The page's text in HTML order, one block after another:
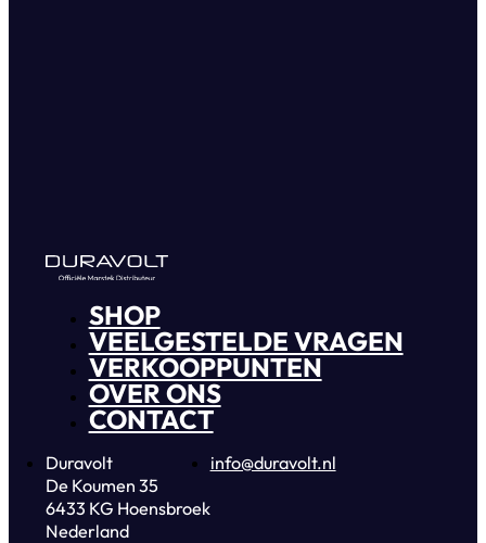
SHOP
VEELGESTELDE VRAGEN
VERKOOPPUNTEN
OVER ONS
CONTACT
Duravolt
De Koumen 35
6433 KG Hoensbroek
Nederland
info@duravolt.nl